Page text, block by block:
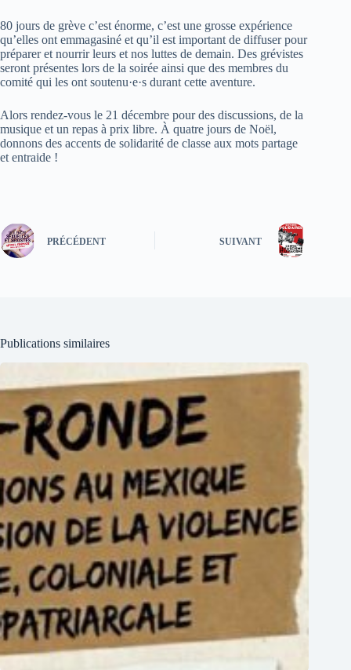
80 jours de grève c’est énorme, c’est une grosse expérience
qu’elles ont emmagasiné et qu’il est important de diffuser pour
préparer et nourrir leurs et nos luttes de demain. Des grévistes
seront présentes lors de la soirée ainsi que des membres du
comité qui les ont soutenu·e·s durant cette aventure.
Alors rendez-vous le 21 décembre pour des discussions, de la
musique et un repas à prix libre. À quatre jours de Noël,
donnons des accents de solidarité de classe aux mots partage
et entraide !
PRÉCÉDENT SUIVANT
Publications similaires